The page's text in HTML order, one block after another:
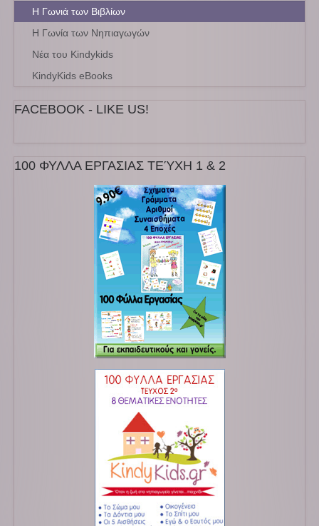
Η Γωνιά των Βιβλίων
Η Γωνία των Νηπιαγωγών
Νέα του Kindykids
KindyKids eBooks
FACEBOOK - LIKE US!
100 ΦΥΛΛΑ ΕΡΓΑΣΙΑΣ ΤΕΎΧΗ 1 & 2